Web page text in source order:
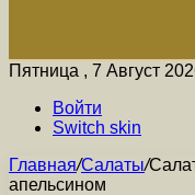
Пятница , 7 Август
Войти
Switch skin
Главная/Салаты/
апельсином